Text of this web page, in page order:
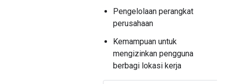
Pengelolaan perangkat
perusahaan
Kemampuan untuk
mengizinkan pengguna
berbagi lokasi kerja